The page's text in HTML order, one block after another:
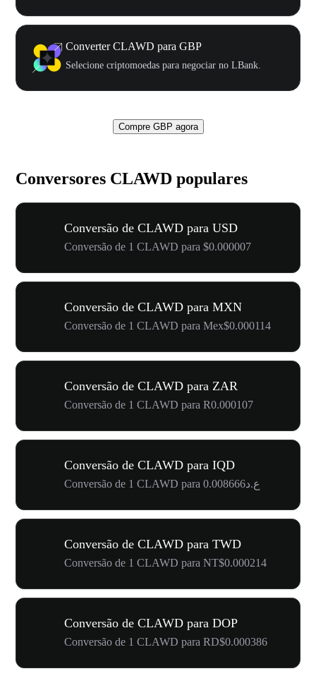
Converter CLAWD para GBP
Selecione criptomoedas para negociar no LBank.
Compre GBP agora
Conversores CLAWD populares
Conversão de CLAWD para USD
Conversão de 1 CLAWD para $0.000007
Conversão de CLAWD para MXN
Conversão de 1 CLAWD para Mex$0.000114
Conversão de CLAWD para ZAR
Conversão de 1 CLAWD para R0.000107
Conversão de CLAWD para IQD
Conversão de 1 CLAWD para ع.د0.008666
Conversão de CLAWD para TWD
Conversão de 1 CLAWD para NT$0.000214
Conversão de CLAWD para DOP
Conversão de 1 CLAWD para RD$0.000386